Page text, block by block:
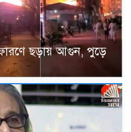
ছড়ায় আগুন, পুড়ে